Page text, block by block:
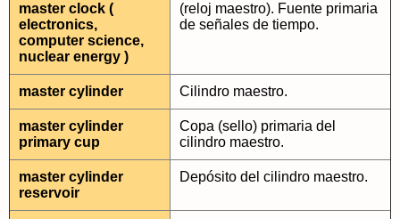
master clock (
electronics,
computer science,
nuclear energy )
(reloj maestro). Fuente primaria
de señales de tiempo.
master cylinder Cilindro maestro.
master cylinder
primary cup
Copa (sello) primaria del
cilindro maestro.
master cylinder
reservoir
Depósito del cilindro maestro.